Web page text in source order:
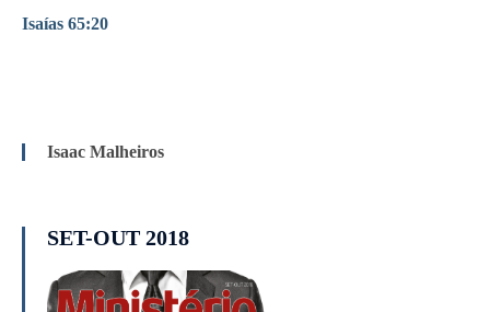
Isaías 65:20
Isaac Malheiros
SET-OUT 2018